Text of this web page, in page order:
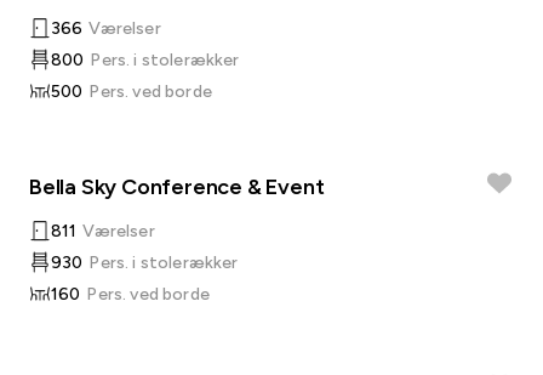
366 Værelser
800 Pers. i stolerækker
500 Pers. ved borde
Bella Sky Conference & Event
811 Værelser
930 Pers. i stolerækker
160 Pers. ved borde